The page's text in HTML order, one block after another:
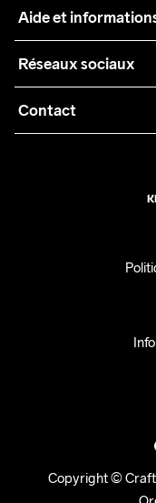
Teamwear
Durabilité
Collaborations
Aide et
Conditions générales
Retours
Réseaux sociaux
Contact
Copyright © Craft